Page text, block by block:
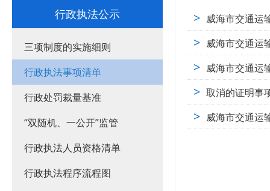
行政执法公示
三项制度的实施细则
行政执法事项清单
行政处罚裁量基准
“双随机、一公开”监管
行政执法人员资格清单
行政执法程序流程图
> 威海市交通运
> 威海市交通运
> 威海市交通运
> 取消的证明事
> 威海市交通运